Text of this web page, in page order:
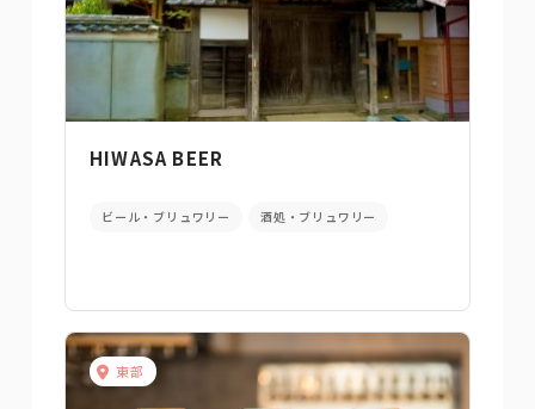
HIWASA BEER
ビール・ブリュワリー 酒処・ブリュワリー
東部